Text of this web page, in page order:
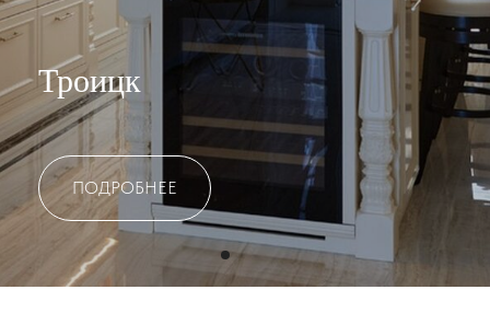
Троицк
ПОДРОБНЕЕ